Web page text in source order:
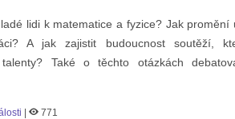
lidi k matematice a fyzice? Jak promění
A jak zajistit budoucnost soutěží,
talenty? Také o těchto otázkách
| 771